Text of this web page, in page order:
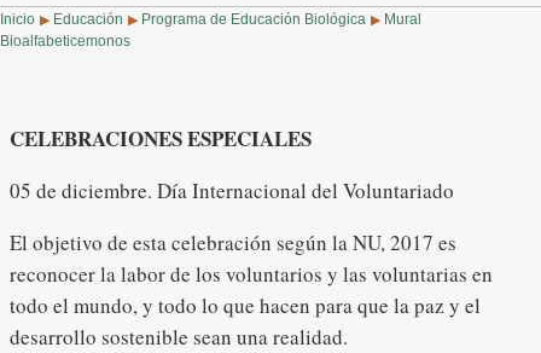
Inicio ▶ Educación ▶ Programa de Educación Biológica ▶ Mural
Bioalfabeticemonos
CELEBRACIONES ESPECIALES
05 de diciembre. Día Internacional del Voluntariado
El objetivo de esta celebración según la NU, 2017 es
reconocer la labor de los voluntarios y las voluntarias en
todo el mundo, y todo lo que hacen para que la paz y el
desarrollo sostenible sean una realidad.